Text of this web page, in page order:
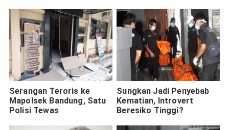
Serangan Teroris ke
Mapolsek Bandung, Satu
Polisi Tewas
Sungkan Jadi Penyebab
Kematian, Introvert
Beresiko Tinggi?